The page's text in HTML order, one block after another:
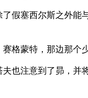
假塞西尔斯之外能
赛格蒙特，那边那个
也注意到了昴，并